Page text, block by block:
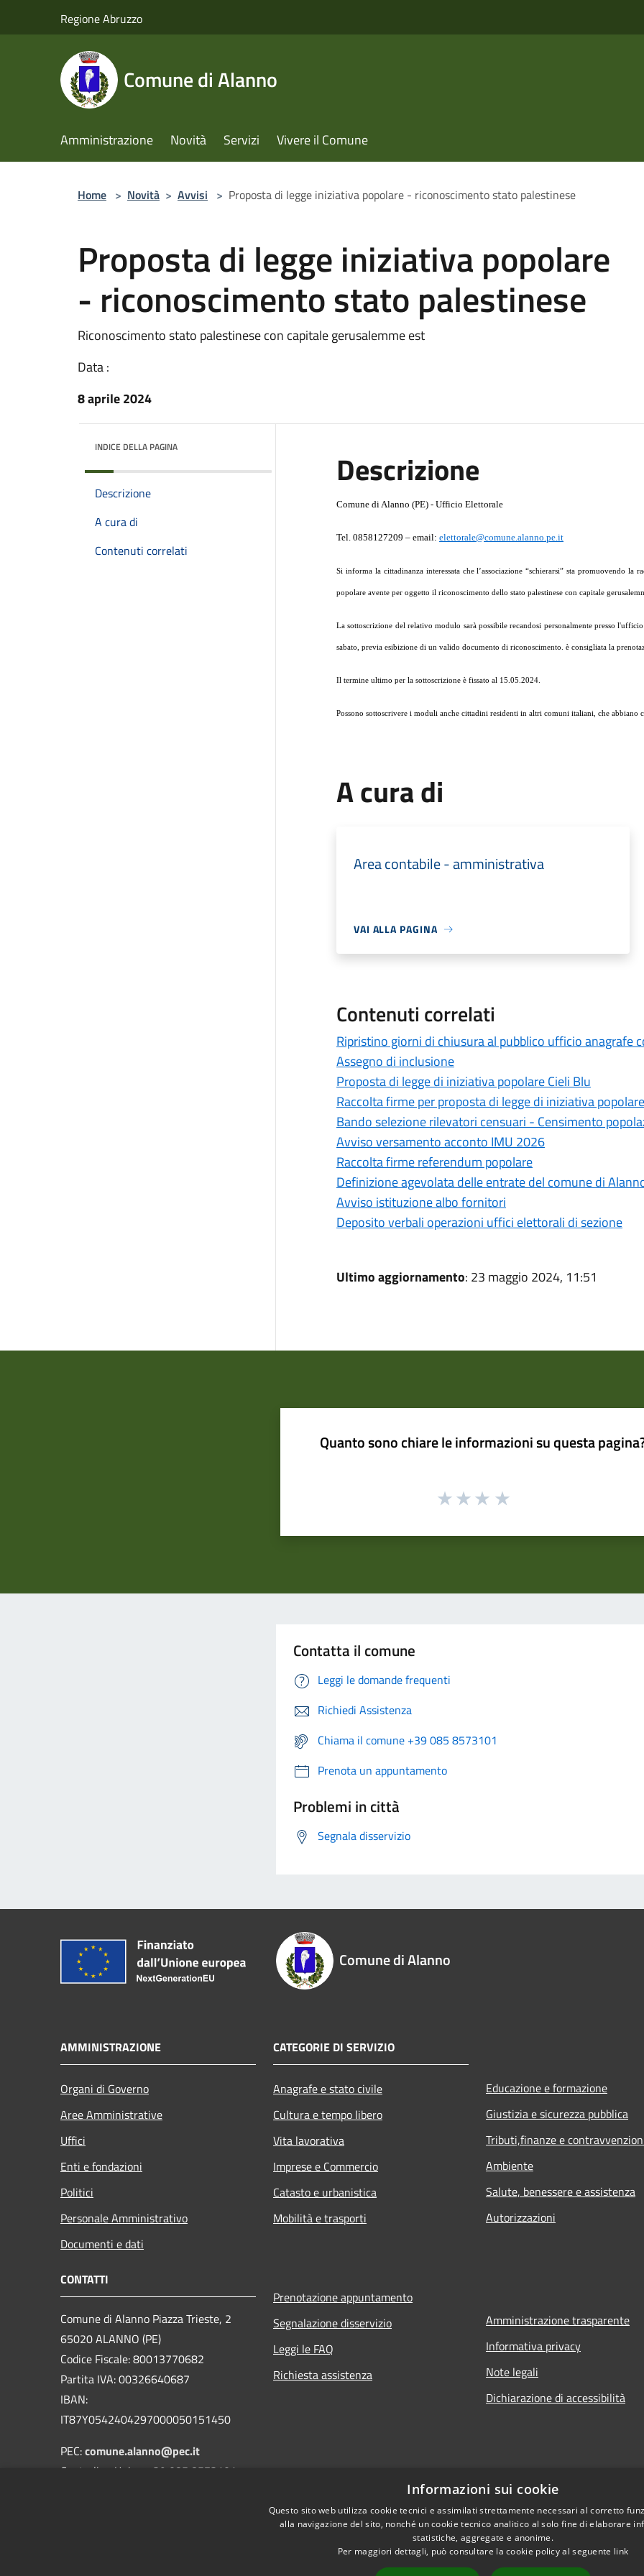
Regione Abruzzo
Comune di Alanno
Amministrazione Novità Servizi Vivere il Comune
Home > Novità > Avvisi > Proposta di legge iniziativa popolare - riconoscimento stato palestinese
Proposta di legge iniziativa popolare
- riconoscimento stato palestinese
Riconoscimento stato palestinese con capitale gerusalemme est
Data :
8 aprile 2024
INDICE DELLA PAGINA
Descrizione
A cura di
Contenuti correlati
Descrizione
Comune di Alanno (PE) - Ufficio Elettorale
Tel. 0858127209 – email: elettorale@comune.alanno.pe.it
Si informa la cittadinanza interessata che l’associazione “schierarsi” sta promuovendo
popolare avente per oggetto il riconoscimento dello stato palestinese con capitale
La sottoscrizione del relativo modulo sarà possibile recandosi personalmente presso
sabato, previa esibizione di un valido documento di riconoscimento. è consigliata la
Il termine ultimo per la sottoscrizione è fissato al 15.05.2024.
Possono sottoscrivere i moduli anche cittadini residenti in altri comuni italiani, che abbiano
A cura di
Area contabile - amministrativa
VAI ALLA PAGINA
Contenuti correlati
Ripristino giorni di chiusura al pubblico ufficio anagrafe
Assegno di inclusione
Proposta di legge di iniziativa popolare Cieli Blu
Raccolta firme per proposta di legge di iniziativa popolare
Bando selezione rilevatori censuari - Censimento
Avviso versamento acconto IMU 2026
Raccolta firme referendum popolare
Definizione agevolata delle entrate del comune di
Avviso istituzione albo fornitori
Deposito verbali operazioni uffici elettorali di sezione
Ultimo aggiornamento: 23 maggio 2024, 11:51
Quanto sono chiare le informazioni su questa
Contatta il comune
Leggi le domande frequenti
Richiedi Assistenza
Chiama il comune +39 085 8573101
Prenota un appuntamento
Problemi in città
Segnala disservizio
Comune di Alanno
AMMINISTRAZIONE
Organi di Governo
Aree Amministrative
Uffici
Enti e fondazioni
Politici
Personale Amministrativo
Documenti e dati
CATEGORIE DI SERVIZIO
Anagrafe e stato civile
Cultura e tempo libero
Vita lavorativa
Imprese e Commercio
Catasto e urbanistica
Mobilità e trasporti
Educazione e formazione
Giustizia e sicurezza pubblica
Tributi,finanze e
Ambiente
Salute, benessere e assistenza
Autorizzazioni
CONTATTI
Comune di Alanno Piazza Trieste, 2
65020 ALANNO (PE)
Codice Fiscale: 80013770682
Partita IVA: 00326640687
IBAN:
IT87Y0542404297000050151450
PEC:comune.alanno@pec.it
Centralino Unico: +39 085 8573101
Prenotazione appuntamento
Segnalazione disservizio
Leggi le FAQ
Richiesta assistenza
Amministrazione trasparente
Informativa privacy
Note legali
Dichiarazione di accessibilità
Informazioni sui cookie
Questo sito web utilizza cookie tecnici e assimilati strettamente necessari al corretto
alla navigazione del sito, nonché un cookie tecnico analitico al solo fine di elaborare
statistiche, aggregate e anonime.
Per maggiori dettagli, può consultare la cookie policy al seguente link